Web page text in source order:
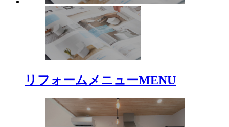
リフォームメニューMENU